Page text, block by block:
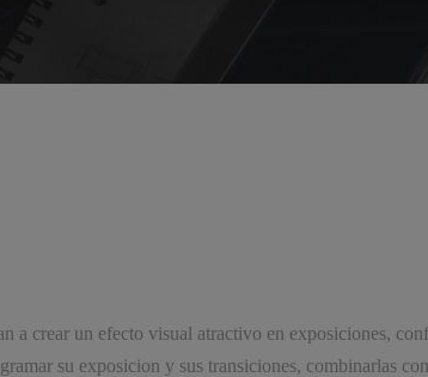
a crear un efecto visual atractivo en exposiciones,
su exposicion y sus transiciones, combinarlas